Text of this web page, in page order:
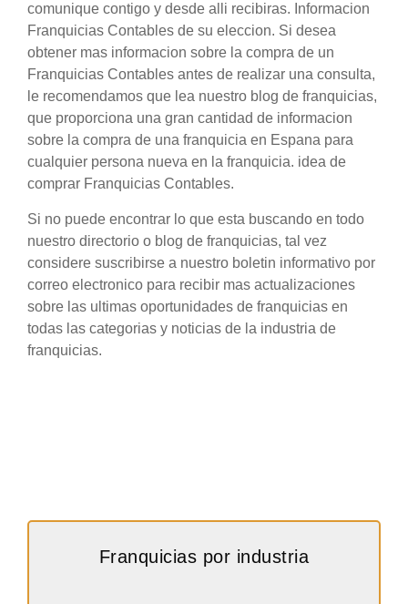
comunique contigo y desde alli recibiras. Informacion
Franquicias Contables de su eleccion. Si desea
obtener mas informacion sobre la compra de un
Franquicias Contables antes de realizar una consulta,
le recomendamos que lea nuestro blog de franquicias,
que proporciona una gran cantidad de informacion
sobre la compra de una franquicia en Espana para
cualquier persona nueva en la franquicia. idea de
comprar Franquicias Contables.
Si no puede encontrar lo que esta buscando en todo
nuestro directorio o blog de franquicias, tal vez
considere suscribirse a nuestro boletin informativo por
correo electronico para recibir mas actualizaciones
sobre las ultimas oportunidades de franquicias en
todas las categorias y noticias de la industria de
franquicias.
Franquicias por industria